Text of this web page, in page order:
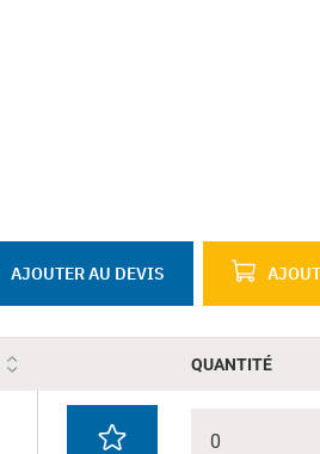
AJOUTER AU DEVIS
QUANTITÉ
0